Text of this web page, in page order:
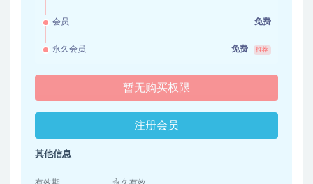
会员 免费
永久会员 免费 推荐
暂无购买权限
注册会员
其他信息